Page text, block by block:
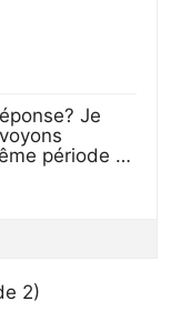
Je
période …
2)